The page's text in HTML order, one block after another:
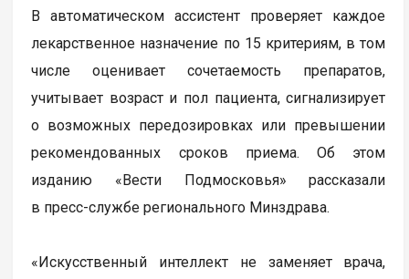
В автоматическом ассистент проверяет каждое
лекарственное назначение по 15 критериям, в том
числе оценивает сочетаемость препаратов,
учитывает возраст и пол пациента, сигнализирует
о возможных передозировках или превышении
рекомендованных сроков приема. Об этом
изданию «Вести Подмосковья» рассказали
в пресс-службе регионального Минздрава.
«Искусственный интеллект не заменяет врача,